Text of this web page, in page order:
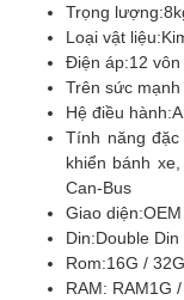
Trọng lượng:
Loại vật liệu:
Điện áp:12 vôn
Trên sức mạnh
Hệ điều hành:
Tính năng đặc
khiển bánh
Can-Bus
Giao diện:OEM
Din:Double Din
Rom:16G / 32G
RAM: RAM1G